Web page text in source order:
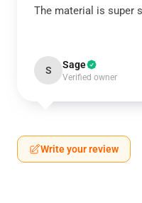
The material is super
S Sage
Verified owner
Write your review